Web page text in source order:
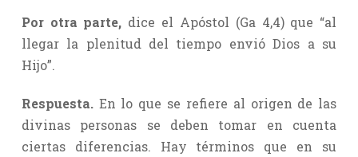
Por otra parte, dice el Apóstol (Ga 4,4) que “al
llegar la plenitud del tiempo envió Dios a su
Hijo”.
Respuesta.En lo que se refiere al origen de las
divinas personas se deben tomar en cuenta
ciertas diferencias. Hay términos que en su